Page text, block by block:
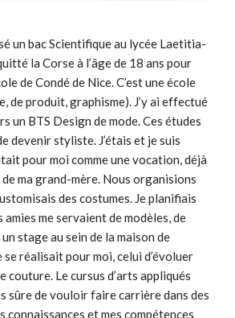
un bac Scientifique au lycée Laetitia-
la Corse à l’âge de 18 ans pour
de Condé de Nice. C’est une école
de produit, graphisme). J’y ai effectué
un BTS Design de mode. Ces études
devenir styliste. J’étais et je suis
pour moi comme une vocation, déjà
ma grand-mère. Nous organisions
des costumes. Je planifiais
me servaient de modèles, de
stage au sein de la maison de
réalisait pour moi, celui d’évoluer
Le cursus d’arts appliqués
sûre de vouloir faire carrière dans des
connaissances et mes compétences